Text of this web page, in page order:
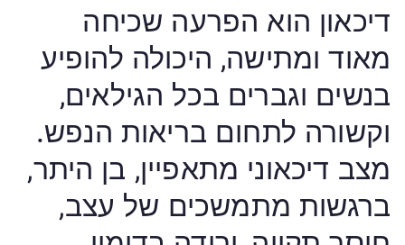
דיכאון הוא הפרעה שכיחה
מאוד ומתישה, היכולה להופיע
בנשים וגברים בכל הגילאים,
וקשורה לתחום בריאות הנפש.
מצב דיכאוני מתאפיין, בן היתר,
ברגשות מתמשכים של עצב,